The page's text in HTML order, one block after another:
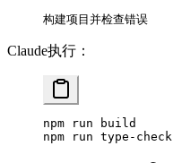
构建项目并检查错误
Claude执行：
npm run build
npm run type-check